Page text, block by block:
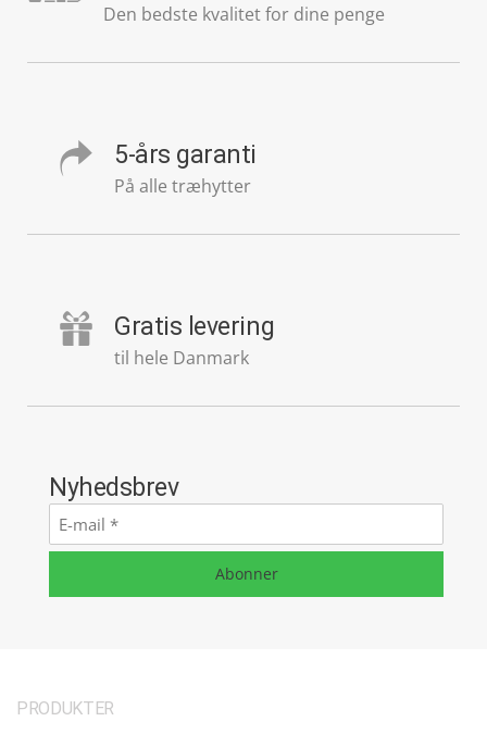
Den bedste kvalitet for dine penge
5-års garanti
På alle træhytter
Gratis levering
til hele Danmark
Nyhedsbrev
E-
mail*
Abonner
PRODUKTER